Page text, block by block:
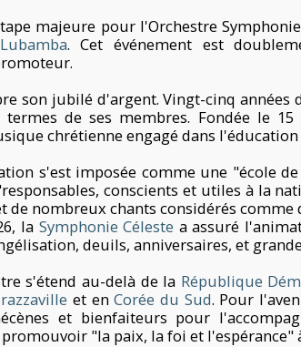
majeure pour l'Orchestre
. Cet événement est
son jubilé d'argent. Vingt-cinq
de ses membres. Fondée le
chrétienne engagé dans
s'est imposée comme une "école
conscients et utiles à la
nombreux chants considérés comme
la Symphonie Céleste a assuré
deuils, anniversaires, et
s'étend au-delà de la République
et enCorée du Sud. Pour
et bienfaiteurs pour
"la paix, la foi et l'espérance"